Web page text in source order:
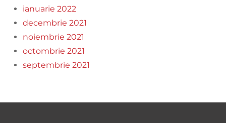
ianuarie 2022
decembrie 2021
noiembrie 2021
octombrie 2021
septembrie 2021